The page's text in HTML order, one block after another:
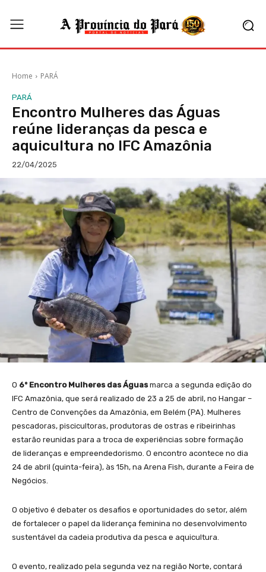
Home PARÁ
PARÁ
Encontro Mulheres das Águas
reúne lideranças da pesca e
aquicultura no IFC Amazônia
22/04/2025
O 6º Encontro Mulheres das Águasmarca a segunda edição do
IFC Amazônia, que será realizado de 23 a 25 de abril, no Hangar –
Centro de Convenções da Amazônia, em Belém (PA). Mulheres
pescadoras, piscicultoras, produtoras de ostras e ribeirinhas
estarão reunidas para a troca de experiências sobre formação
de lideranças e empreendedorismo. O encontro acontece no dia
24 de abril (quinta-feira), às 15h, na Arena Fish, durante a Feira de
Negócios.
O objetivo é debater os desafios e oportunidades do setor, além
de fortalecer o papel da liderança feminina no desenvolvimento
sustentável da cadeia produtiva da pesca e aquicultura.
O evento, realizado pela segunda vez na região Norte, contará